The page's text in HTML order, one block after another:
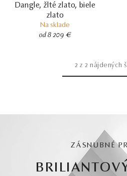
Dangle, žlté zlato, biele
zlato
Na sklade
od 8 209 €
2 z2 nájdených
ZÁSNUBNÉ